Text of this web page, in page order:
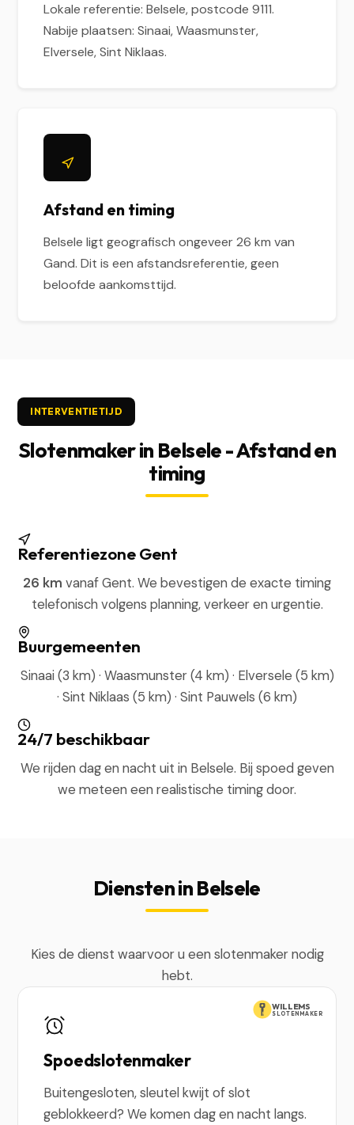
Lokale referentie: Belsele, postcode 9111.
Nabije plaatsen: Sinaai, Waasmunster,
Elversele, Sint Niklaas.
Afstand en timing
Belsele ligt geografisch ongeveer 26 km van
Gand. Dit is een afstandsreferentie, geen
beloofde aankomsttijd.
INTERVENTIETIJD
Slotenmaker in Belsele - Afstand en
timing
Referentiezone Gent
26 km vanaf Gent. We bevestigen de exacte timing
telefonisch volgens planning, verkeer en urgentie.
Buurgemeenten
Sinaai (3 km) · Waasmunster (4 km) · Elversele (5 km)
· Sint Niklaas (5 km) · Sint Pauwels (6 km)
24/7 beschikbaar
We rijden dag en nacht uit in Belsele. Bij spoed geven
we meteen een realistische timing door.
Diensten in Belsele
Kies de dienst waarvoor u een slotenmaker nodig
hebt.
WILLEMS
SLOTENMAKER
Spoedslotenmaker
Buitengesloten, sleutel kwijt of slot
geblokkeerd? We komen dag en nacht langs.